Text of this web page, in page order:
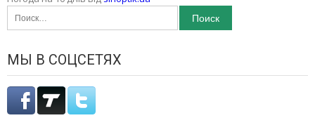
Найти:
МЫ В СОЦСЕТЯХ